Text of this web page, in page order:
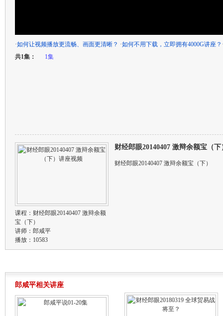
·如何让视频播放更流畅、画面更清晰？ ·如何不用下载，立即拥有4000G讲座？
共1集：
1集
课程： 财经郎眼20140407 激辩余额
宝（下）
讲师： 郎咸平
播放：10583
财经郎眼20140407 激辩余额宝（
财经郎眼20140407 激辩余额宝（下）
郎咸平相关讲座